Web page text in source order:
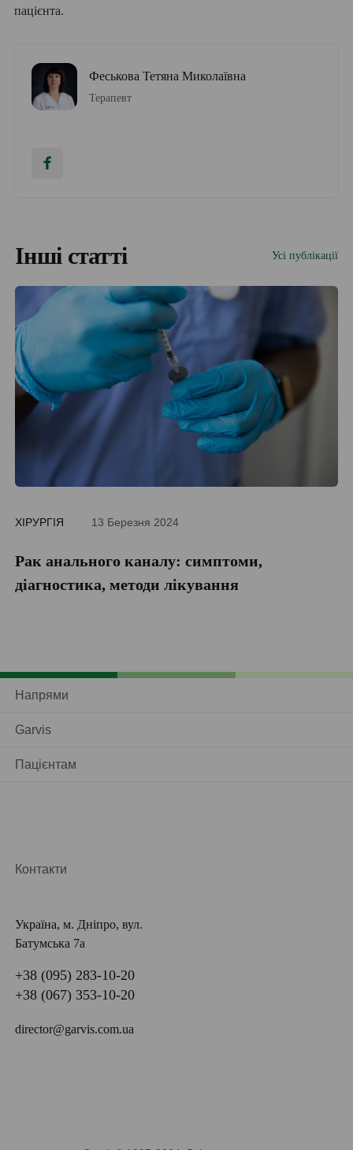
пацієнта.
Феськова Тетяна Миколаївна
Терапевт
Інші статті Усі публікації
ХІРУРГІЯ 13 Березня 2024
Рак анального каналу: симптоми,
діагностика, методи лікування
Напрями
Garvis
Пацієнтам
Контакти
Україна, м. Дніпро, вул.
Батумська 7а
+38 (095) 283-10-20
+38 (067) 353-10-20
director@garvis.com.ua